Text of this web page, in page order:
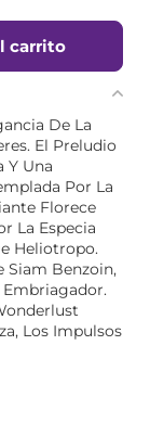
carrito
De La
El Preludio
Y Una
Por La
Florece
La Especia
Heliotropo.
Siam Benzoin,
Los Impulsos